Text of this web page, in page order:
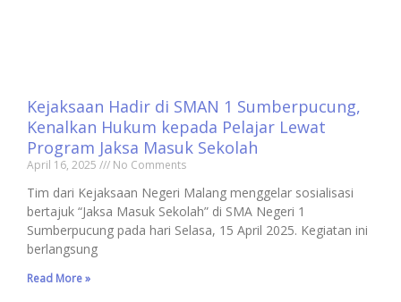
Kejaksaan Hadir di SMAN 1 Sumberpucung,
Kenalkan Hukum kepada Pelajar Lewat
Program Jaksa Masuk Sekolah
April 16, 2025 No Comments
Tim dari Kejaksaan Negeri Malang menggelar sosialisasi
bertajuk “Jaksa Masuk Sekolah” di SMA Negeri 1
Sumberpucung pada hari Selasa, 15 April 2025. Kegiatan ini
berlangsung
Read More »